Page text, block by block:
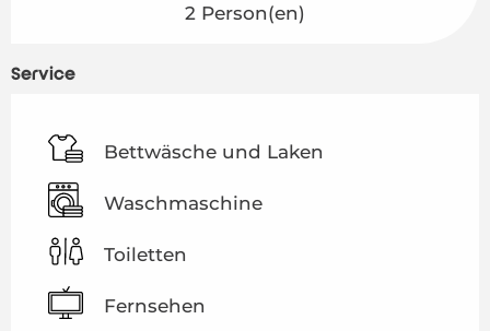
2 Person(en)
Service
Bettwäsche und Laken
Waschmaschine
Toiletten
Fernsehen